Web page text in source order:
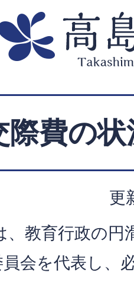
際費の状
更
、教育行政の円
会を代表し、